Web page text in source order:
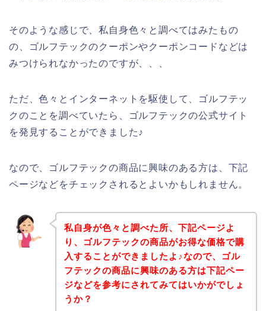
そのような感じで、私自身色々と調べてはみたもの
の、ゴルフテックのクーポンやクーポンコードなどは
みつけられなかったのですが、、、
ただ、色々とインターネットを駆使して、ゴルフテッ
クのことを調べていたら、ゴルフテックの公式サイト
を発見することができました♪
なので、ゴルフテックの商品に興味のある方は、下記
ページなどをチェックされるとよいかもしれません。
私自身が色々と調べた所、下記ページよ
り、ゴルフテックの商品がお得な価格で購
入することができましたよ♪なので、ゴル
フテックの商品に興味のある方は下記ペー
ジなどを参考にされてみてはいかがでしょ
うか？